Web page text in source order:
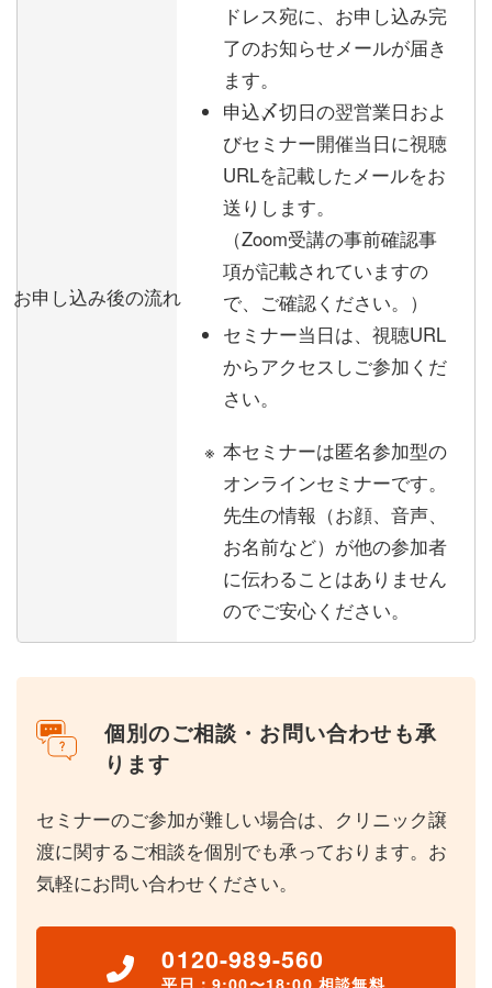
お申し込み後の流れ
ドレス宛に、お申し込み完
了のお知らせメールが届き
ます。
申込〆切日の翌営業日およ
びセミナー開催当日に視聴
URLを記載したメールをお
送りします。
（Zoom受講の事前確認事
項が記載されていますの
で、ご確認ください。）
セミナー当日は、視聴URL
からアクセスしご参加くだ
さい。
本セミナーは匿名参加型の
オンラインセミナーです。
先生の情報（お顔、音声、
お名前など）が他の参加者
に伝わることはありません
のでご安心ください。
個別のご相談・お問い合わせも承
ります
セミナーのご参加が難しい場合は、クリニック譲
渡に関するご相談を個別でも承っております。お
気軽にお問い合わせください。
0120-989-560
平日：9:00〜18:00 相談無料